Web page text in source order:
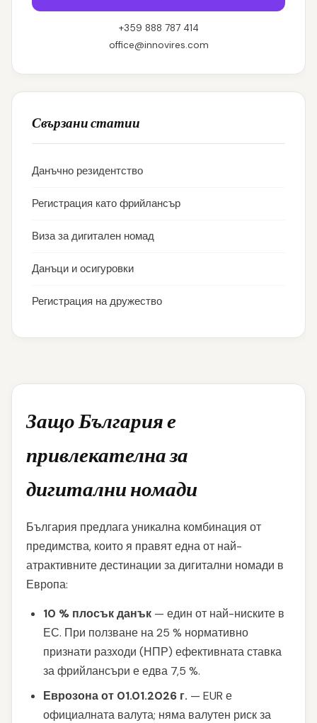
Защо България е
привлекателна за
дигитални номади
България предлага уникална комбинация от
предимства, които я правят една от най-
атрактивните дестинации за дигитални номади в
Европа:
10 % плосък данък — един от най-ниските в
ЕС. При ползване на 25 % нормативно
признати разходи (НПР) ефективната ставка
за фрийлансъри е едва 7,5 %.
Еврозона от 01.01.2026 г. — EUR е
официалната валута; няма валутен риск за
+359 888 787 414
office@innovires.com
Свързани статии
Данъчно резидентство
Регистрация като фрийлансър
Виза за дигитален номад
Данъци и осигуровки
Регистрация на дружество